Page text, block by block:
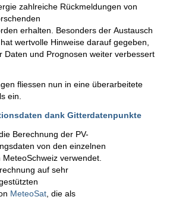
zahlreiche Rückmeldungen von
erhalten. Besonders der Austausch
wertvolle Hinweise darauf gegeben,
Daten und Prognosen weiter verbessert
fliessen nun in eine überarbeitete
ein.
dank Gitterdatenpunkte
Berechnung der PV-
von den einzelnen
verwendet.
auf sehr
MeteoSat, die als